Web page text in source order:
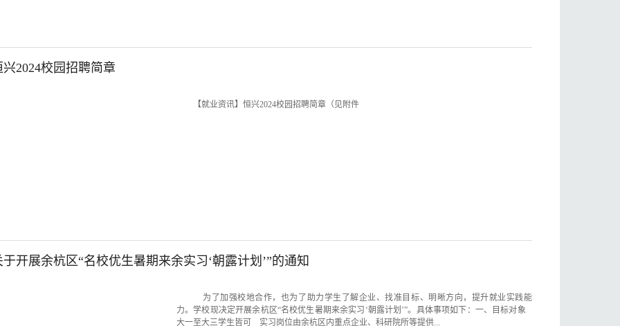
兴2024校园招聘简章
【就业资讯】恒兴2024校园招聘简章（见附件
于开展余杭区“名校优生暑期来余实习‘朝露计划’”的通知
为了加强校地合作，也为了助力学生了解企业、找准目标、明晰方向，提升就业实践能
力。学校现决定开展余杭区“名校优生暑期来余实习‘朝露计划’”。具体事项如下：一、目标对象
大一至大三学生皆可 实习岗位由余杭区内重点企业、科研院所等提供...